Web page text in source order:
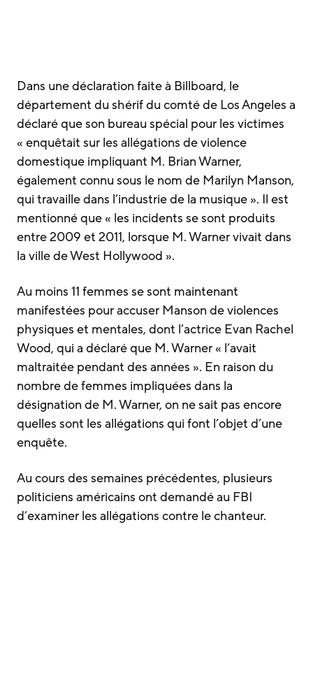
Dans une déclaration faite à Billboard, le
département du shérif du comté de Los Angeles a
déclaré que son bureau spécial pour les victimes
« enquêtait sur les allégations de violence
domestique impliquant M. Brian Warner,
également connu sous le nom de Marilyn Manson,
qui travaille dans l’industrie de la musique ». Il est
mentionné que « les incidents se sont produits
entre 2009 et 2011, lorsque M. Warner vivait dans
la ville de West Hollywood ».
Au moins 11 femmes se sont maintenant
manifestées pour accuser Manson de violences
physiques et mentales, dont l’actrice Evan Rachel
Wood, qui a déclaré que M. Warner « l’avait
maltraitée pendant des années ». En raison du
nombre de femmes impliquées dans la
désignation de M. Warner, on ne sait pas encore
quelles sont les allégations qui font l’objet d’une
enquête.
Au cours des semaines précédentes, plusieurs
politiciens américains ont demandé au FBI
d’examiner les allégations contre le chanteur.